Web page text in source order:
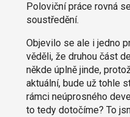
Poloviční práce rovná
soustředění.
Objevilo se ale i jedno
věděli, že druhou část
někde úplně jinde,
aktuální, bude už tohle
rámci neúprosného
to tedy dotočíme? To